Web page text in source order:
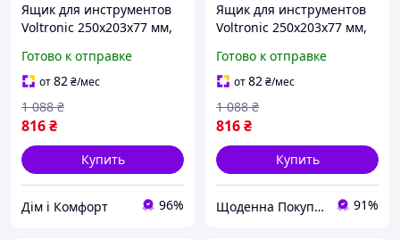
Ящик для инструментов
Voltronic 250x203x77 мм,
235x165x68 мм (MG6235)
Готово к отправке
от82₴/мес
816₴
1 088 ₴
Купить
Дім і Комфорт 96%
Ящик для инструментов
Voltronic 250x203x77 мм,
235x165x68 мм (MG6235)
Готово к отправке
от82₴/мес
816₴
1 088 ₴
Купить
Щоденна Покупка 91%